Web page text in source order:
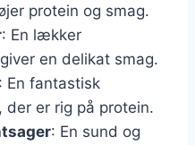
protein og smag.
: En lækker
en delikat smag.
: En fantastisk
der er rig på protein.
: En sund og